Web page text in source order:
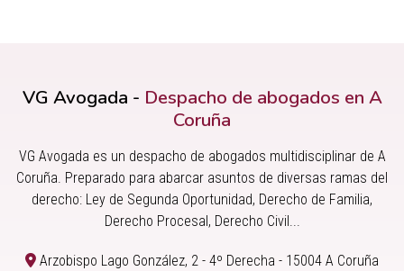
VG Avogada - Despacho de abogados en A
Coruña
VG Avogada es un despacho de abogados multidisciplinar de A
Coruña. Preparado para abarcar asuntos de diversas ramas del
derecho: Ley de Segunda Oportunidad, Derecho de Familia,
Derecho Procesal, Derecho Civil...
Arzobispo Lago González, 2 - 4º Derecha - 15004 A Coruña